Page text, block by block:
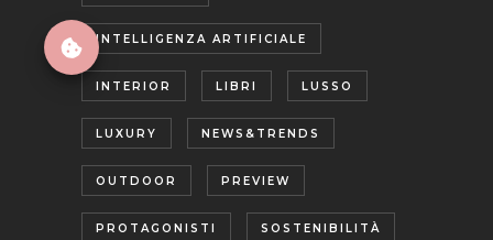
INTELLIGENZA ARTIFICIALE
INTERIOR LIBRI LUSSO
LUXURY NEWS&TRENDS
OUTDOOR PREVIEW
PROTAGONISTI SOSTENIBILITÀ